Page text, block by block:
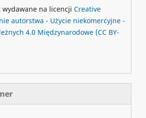
wydawane na licencji Creative
autorstwa - Użycie niekomercyjne -
4.0 Międzynarodowe (CC BY-